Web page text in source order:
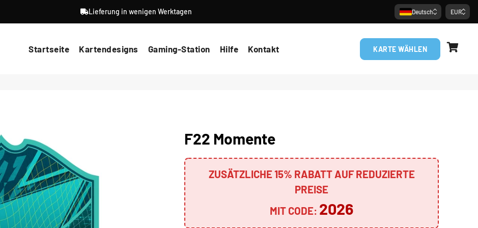
Lieferung in wenigen Werktagen Deutsch EUR
Startseite Kartendesigns Gaming-Station Hilfe Kontakt KARTE WÄHLEN
F22 Momente
ZUSÄTZLICHE 15% RABATT AUF REDUZIERTE
PREISE
MIT CODE: 2026